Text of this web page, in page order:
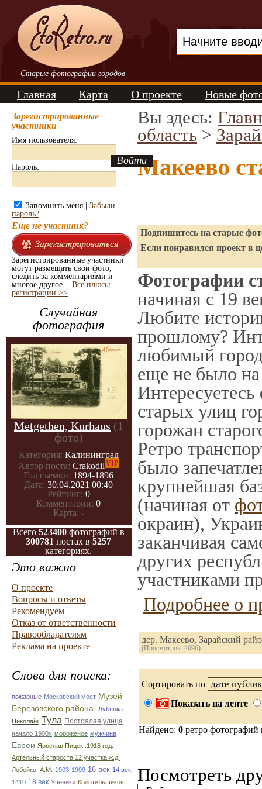
Старые фотографии городов
Главная Карта О проекте Новые
Зарегистрированные
участники
Имя пользователя:
Пароль:
Запомнить меня | Забыли
пароль?
Еще не участник?
Зарегистрированные участники
могут размещать свои фото,
следить за комментариями и
многое другое... Все плюсы
регистрации >>
Случайная
фотография
Metgethen, Kurhaus (1
фото)
Категория: Калининград
Автор поста: Crakodil VIP
Год съемки: 1894-1896
Дата: 30.04.2021 00:40
Рейтинг: 0
Комментарии: 0
Карта: -
Всего 523400 фотографий в
300781 постах в5257
категориях.
Это важно
О проекте
Вопросы и ответы
Рекомендуем
Отказ от ответственности
Правообладателям
Реклама на проекте
Слова для поиска:
пожарные Московский мост Музей
Березовского района. Лубянка
Николайii Тула Постоялая улица
начало 1900х мороженое мужчина
Евреи Ярослав Пицек .1916 год.
Артельный староста 12 участка ж.д.
Лобейко. А.М.
1903-1909 16 век 14 век
1410 18 век Ученики Колотильшиков
Вы здесь:
область >
Макеево
Подпишитесь на старые
Если понравился проект в
Фотографии
начиная с 19
Любите
прошлому?
любимый
еще не было на
Интересуетесь
старых улиц
горожан
Ретро
было
крупнейшая
(начиная от
окраин),
заканчивая
других
участниками
Подробнее о
дер. Макеево, Зарайский
(Просмотров: 4696)
Сортировать по
Показать на ленте
Найдено: 0 ретро
Посмотреть